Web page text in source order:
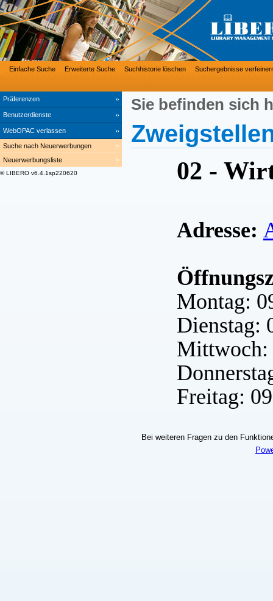
Präferenzen
Benutzerdienste
WebOPAC verlassen
Einfache Suche Erweiterte Suche Suchhistorie löschen Suchergebnisse
Suche nach Neuerwerbungen
Neuerwerbungsliste
© LIBERO v6.4.1sp220620
Sie befinden sich
02 -
Adresse:
Montag:
Dienstag:
Mittwoch:
Freitag:
Bei weiteren Fragen zu den